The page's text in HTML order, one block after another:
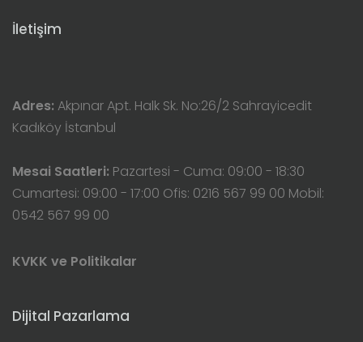
İletişim
Adres: Akpınar Apt. Halk Sk. No:26/2 Sahrayicedit
Kadıköy İstanbul
Mesai Saatleri: Pazartesi - Cuma: 09:00 - 18:30
Cumartesi: 09:00 - 17:00 Ofis: 0216 567 99 00 Mobil:
0542 567 99 00
KVKK ve Politikalar
Dijital Pazarlama